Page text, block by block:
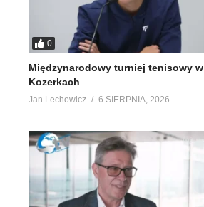
0
Międzynarodowy turniej tenisowy w
Kozerkach
Jan Lechowicz 6 SIERPNIA, 2026